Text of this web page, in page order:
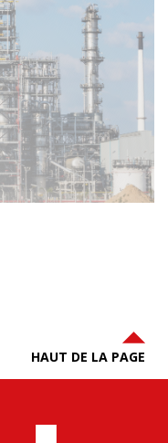
HAUT DE LA PAGE